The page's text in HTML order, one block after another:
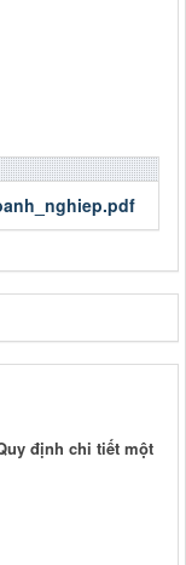
định chi tiết một